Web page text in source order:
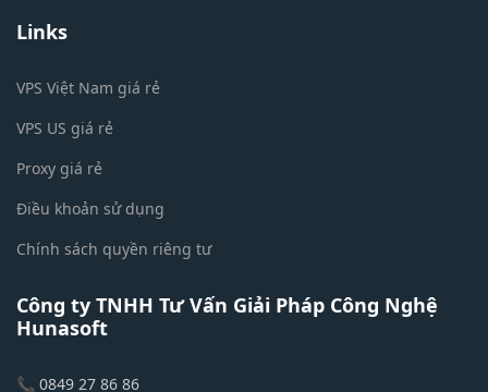
Links
VPS Việt Nam giá rẻ
VPS US giá rẻ
Proxy giá rẻ
Điều khoản sử dụng
Chính sách quyền riêng tư
Công ty TNHH Tư Vấn Giải Pháp Công Nghệ
Hunasoft
📞 0849 27 86 86